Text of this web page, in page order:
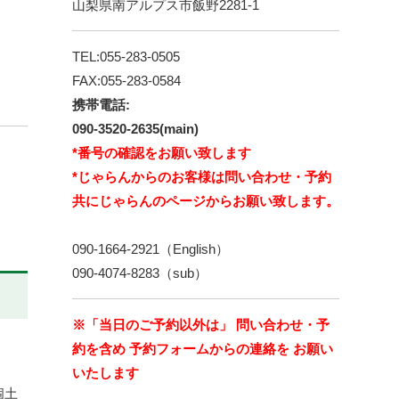
土
山梨県南アルプス市飯野2281-1
TEL:055-283-0505
FAX:055-283-0584
携帯電話:
090-3520-2635(main)
*番号の確認をお願い致します
*じゃらんからのお客様は問い合わせ・予約
共にじゃらんのページからお願い致します。
090-1664-2921（English）
090-4074-8283（sub）
※「当日のご予約以外は」 問い合わせ・予
約を含め 予約フォームからの連絡を お願い
いたします